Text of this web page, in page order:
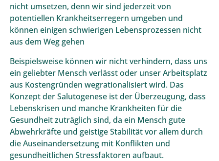
nicht umsetzen, denn wir sind jederzeit von
potentiellen Krankheitserregern umgeben und
können einigen schwierigen Lebensprozessen nicht
aus dem Weg gehen
Beispielsweise können wir nicht verhindern, dass uns
ein geliebter Mensch verlässt oder unser Arbeitsplatz
aus Kostengründen wegrationalisiert wird. Das
Konzept der Salutogenese ist der Überzeugung, dass
Lebenskrisen und manche Krankheiten für die
Gesundheit zuträglich sind, da ein Mensch gute
Abwehrkräfte und geistige Stabilität vor allem durch
die Auseinandersetzung mit Konflikten und
gesundheitlichen Stressfaktoren aufbaut.